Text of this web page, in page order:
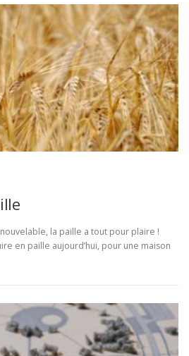
la paille a tout pour plaire !
en paille aujourd’hui, pour une maison